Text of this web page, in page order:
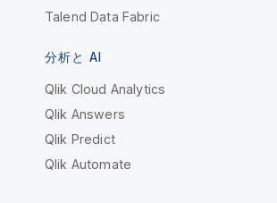
Talend Data Fabric
分析と AI
Qlik Cloud Analytics
Qlik Answers
Qlik Predict
Qlik Automate